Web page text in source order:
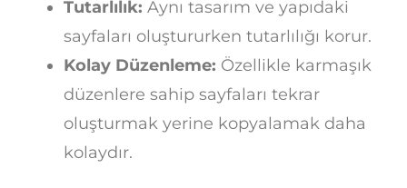
Tutarlılık: Aynı tasarım ve yapıdaki
sayfaları oluştururken tutarlılığı korur.
Kolay Düzenleme: Özellikle karmaşık
düzenlere sahip sayfaları tekrar
oluşturmak yerine kopyalamak daha
kolaydır.